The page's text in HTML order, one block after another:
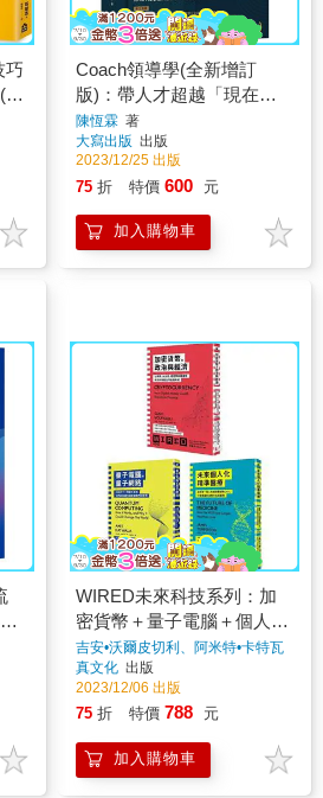
巧
二
Coach領導學(全新增訂
版)：帶人才超越「現在職
位」的企業教練
陳恆霖 著
大寫出版 出版
2023/12/25 出版
75 折 特價 600 元
加入購物車
WIRED未來科技系列：加
密貨幣＋量子電腦＋個人化
醫療(3冊套書)
吉安•沃爾皮切利、阿米特•卡特瓦
拉、詹姆士•坦伯頓
真文化 出版
2023/12/06 出版
75 折 特價 788 元
加入購物車